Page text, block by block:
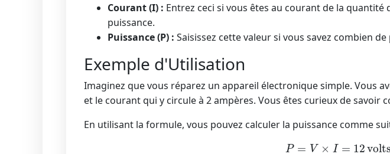
Courant (I) : Entrez ceci si vous êtes au courant de la
puissance.
Puissance (P) : Saisissez cette valeur si vous savez combien
Exemple d'Utilisation
Imaginez que vous réparez un appareil électronique simple. Vous
et le courant qui y circule à 2 ampères. Vous êtes curieux de savoir
En utilisant la formule, vous pouvez calculer la puissance comme
P=V× I= 12volts×2